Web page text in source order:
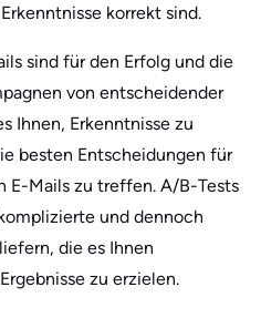
korrekt sind.
sind für den Erfolg und die
von entscheidender
Ihnen, Erkenntnisse zu
besten Entscheidungen für
E-Mails zu treffen. A/B-Tests
und dennoch
die es Ihnen
zu erzielen.